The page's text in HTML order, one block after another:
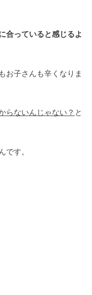
合っていると感じるよ
お子さんも辛くなりま
らないんじゃない？ と
です。